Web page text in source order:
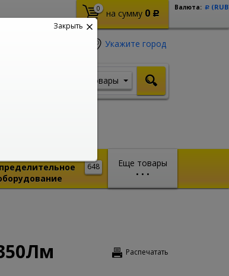
0 на сумму 0 Р
Валюта: Р
Укажите город
Товары
Еще товары
• • •
648
Распечатать
Закрыть